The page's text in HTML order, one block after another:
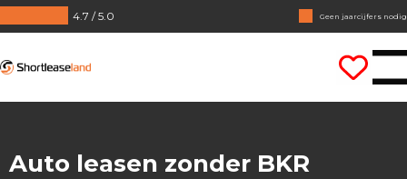
4.7 / 5.0
Geen jaarcijfers nodig
Direct rijden
Auto leasen zonder BKR